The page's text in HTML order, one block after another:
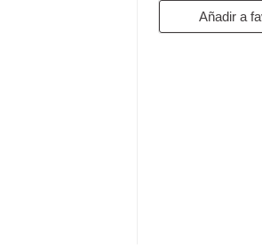
Añadir a